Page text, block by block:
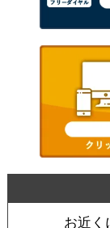
お近く